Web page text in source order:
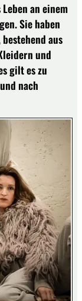
an einem
Sie haben
aus
und
gilt es zu
nach